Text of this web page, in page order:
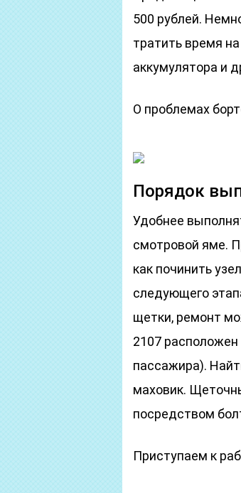
500 рублей.
тратить время
аккумулятора и
О проблемах
Порядок
Удобнее
смотровой яме.
как починить
следующего
щетки, ремонт
2107
пассажира).
маховик.
посредством
Приступаем к